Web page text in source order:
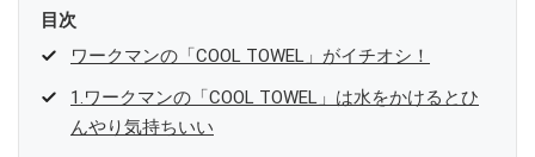
目次
ワークマンの「COOL TOWEL」がイチオシ！
1.ワークマンの「COOL TOWEL」は水をかけるとひ
んやり気持ちいい